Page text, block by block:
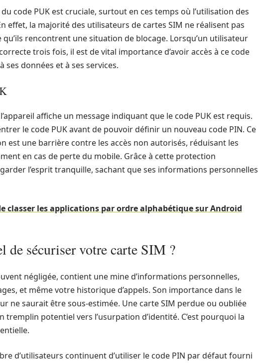
code PUK est cruciale, surtout en ces temps où l’utilisation des
effet, la majorité des utilisateurs de cartes SIM ne réalisent pas
qu’ils rencontrent une situation de blocage. Lorsqu’un utilisateur
trois fois, il est de vital importance d’avoir accès à ce code
ses données et à ses services.
affiche un message indiquant que le code PUK est requis.
le code PUK avant de pouvoir définir un nouveau code PIN. Ce
est une barrière contre les accès non autorisés, réduisant les
en cas de perte du mobile. Grâce à cette protection
l’esprit tranquille, sachant que ses informations personnelles
classer les applications par ordre alphabétique sur Android
de sécuriser votre carte SIM ?
négligée, contient une mine d’informations personnelles,
et même votre historique d’appels. Son importance dans le
ne saurait être sous-estimée. Une carte SIM perdue ou oubliée
tremplin potentiel vers l’usurpation d’identité. C’est pourquoi la
d’utilisateurs continuent d’utiliser le code PIN par défaut fourni